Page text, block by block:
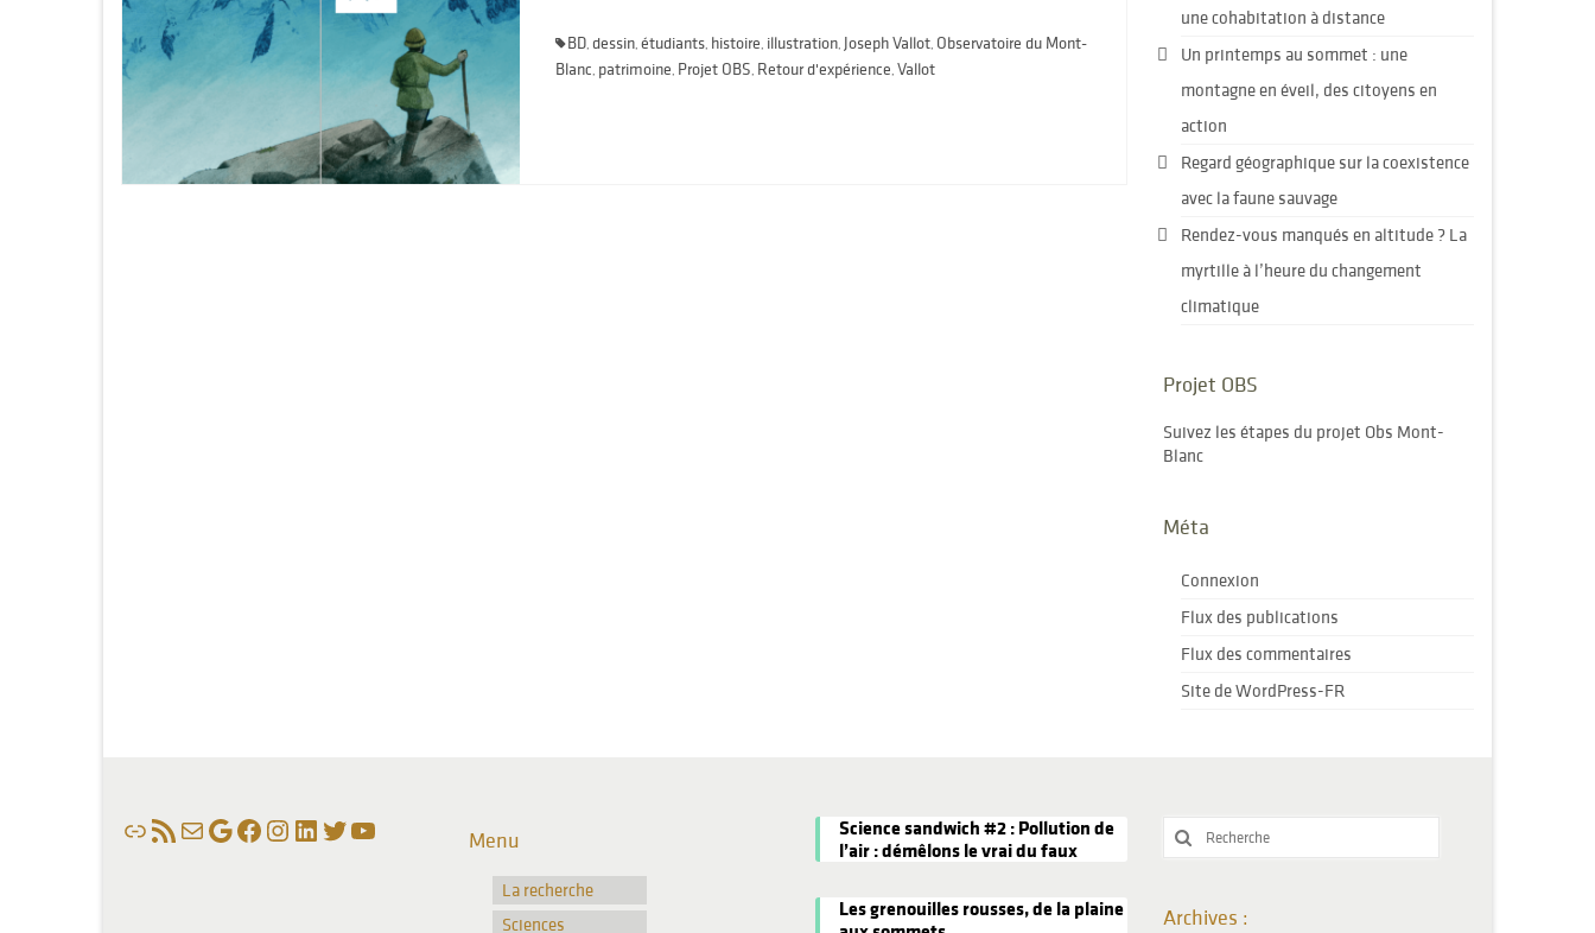
BD, dessin, étudiants, histoire, illustration, Joseph Vallot, Observatoire du Mont-
Blanc, patrimoine, Projet OBS, Retour d'expérience, Vallot
une cohabitation à distance
Un printemps au sommet : une
montagne en éveil, des citoyens en
action
Regard géographique sur la coexistence
avec la faune sauvage
Rendez-vous manqués en altitude ? La
myrtille à l’heure du changement
climatique
Projet OBS
Suivez les étapes du projet Obs Mont-
Blanc
Méta
Connexion
Flux des publications
Flux des commentaires
Site de WordPress-FR
LienFlux RSSE-mailGoogle
Facebook
Instagram
LinkedIn
Twitter
YouTube Menu
La recherche
Sciences
Science sandwich #2 : Pollution de
l’air : démêlons le vrai du faux
Les grenouilles rousses, de la plaine
Rechercher
Archives :